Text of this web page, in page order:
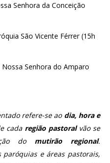
Senhora da Conceição
São Vicente Férrer (15h
Senhora do Amparo
refere-se ao dia, hora e
cada região pastoralvão se
do mutirão regional.
e áreas pastorais,